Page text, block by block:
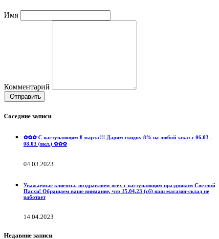
Имя
Комментарий
Отправить
Соседние записи
✿✿✿ С наступающим 8 марта!!! Дарим скидку 8% на любой заказ с 06.03 -
08.03 (вкл.) ✿✿✿
04.03.2023
Уважаемые клиенты, поздравляем всех с наступающим праздником Светлой
Пасхи! Обращаем ваше внимание, что 15.04.23 (сб) наш магазин-склад не
работает
14.04.2023
Недавние записи